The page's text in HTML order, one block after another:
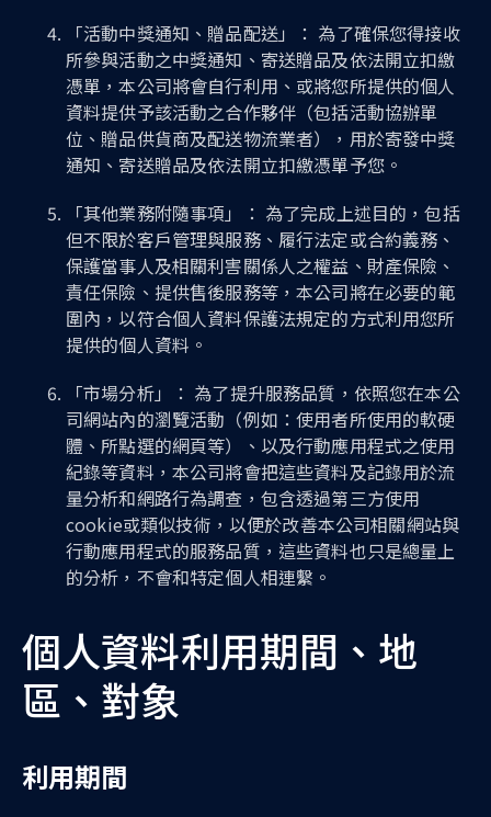
「活動中獎通知、贈品配送」： 為了確保您得接收
所參與活動之中獎通知、寄送贈品及依法開立扣繳
憑單，本公司將會自行利用、或將您所提供的個人
資料提供予該活動之合作夥伴（包括活動協辦單
位、贈品供貨商及配送物流業者），用於寄發中獎
通知、寄送贈品及依法開立扣繳憑單予您。
「其他業務附隨事項」： 為了完成上述目的，包括
但不限於客戶管理與服務、履行法定或合約義務、
保護當事人及相關利害關係人之權益、財產保險、
責任保險、提供售後服務等，本公司將在必要的範
圍內，以符合個人資料保護法規定的方式利用您所
提供的個人資料。
「市場分析」： 為了提升服務品質，依照您在本公
司網站內的瀏覽活動（例如：使用者所使用的軟硬
體、所點選的網頁等）、以及行動應用程式之使用
紀錄等資料，本公司將會把這些資料及記錄用於流
量分析和網路行為調查，包含透過第三方使用
cookie或類似技術，以便於改善本公司相關網站與
行動應用程式的服務品質，這些資料也只是總量上
的分析，不會和特定個人相連繫。
個人資料利用期間、地
區、對象
利用期間